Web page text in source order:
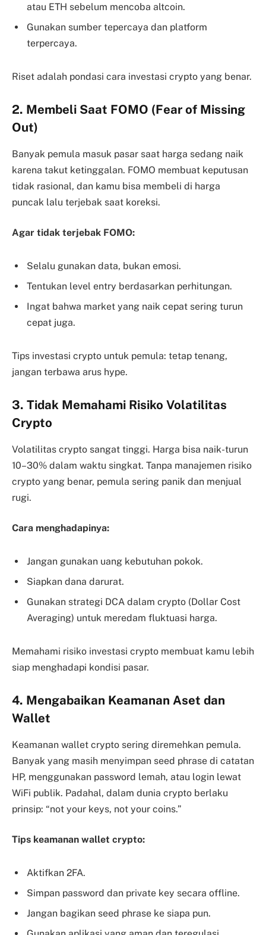
atau ETH sebelum mencoba altcoin.
Gunakan sumber tepercaya dan platform
terpercaya.
Riset adalah pondasi cara investasi crypto yang benar.
2. Membeli Saat FOMO (Fear of Missing
Out)
Banyak pemula masuk pasar saat harga sedang naik
karena takut ketinggalan. FOMO membuat keputusan
tidak rasional, dan kamu bisa membeli di harga
puncak lalu terjebak saat koreksi.
Agar tidak terjebak FOMO:
Selalu gunakan data, bukan emosi.
Tentukan level entry berdasarkan perhitungan.
Ingat bahwa market yang naik cepat sering turun
cepat juga.
Tips investasi crypto untuk pemula: tetap tenang,
jangan terbawa arus hype.
3. Tidak Memahami Risiko Volatilitas
Crypto
Volatilitas crypto sangat tinggi. Harga bisa naik-turun
10–30% dalam waktu singkat. Tanpa manajemen risiko
crypto yang benar, pemula sering panik dan menjual
rugi.
Cara menghadapinya:
Jangan gunakan uang kebutuhan pokok.
Siapkan dana darurat.
Gunakan strategi DCA dalam crypto (Dollar Cost
Averaging) untuk meredam fluktuasi harga.
Memahami risiko investasi crypto membuat kamu lebih
siap menghadapi kondisi pasar.
4. Mengabaikan Keamanan Aset dan
Wallet
Keamanan wallet crypto sering diremehkan pemula.
Banyak yang masih menyimpan seed phrase di catatan
HP, menggunakan password lemah, atau login lewat
WiFi publik. Padahal, dalam dunia crypto berlaku
prinsip: “not your keys, not your coins.”
Tips keamanan wallet crypto:
Aktifkan 2FA.
Simpan password dan private key secara offline.
Jangan bagikan seed phrase ke siapa pun.